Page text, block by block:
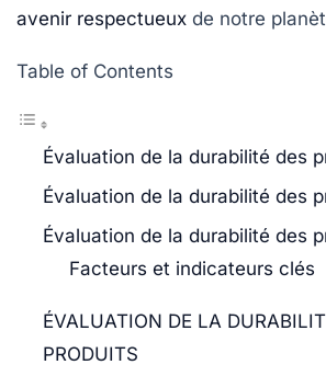
avenir respectueux de notre
Table of Contents
Évaluation de la durabilité des
Évaluation de la durabilité des
Évaluation de la durabilité des
Facteurs et indicateurs clés
ÉVALUATION DE LA
PRODUITS